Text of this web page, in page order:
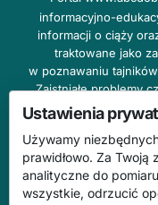
informacyjno-
informacji o ciąży
traktowane jako
w poznawaniu
Zaistniałe problemy
przypadków należy
lekarzem ginekologiem
dziedzinie. DOBRY
nie ponosi również
odpowiedzialności za
zastosowania
Ustawienia
Używamy
prawidłowo. Za
analityczne do
wszystkie, odrzucić